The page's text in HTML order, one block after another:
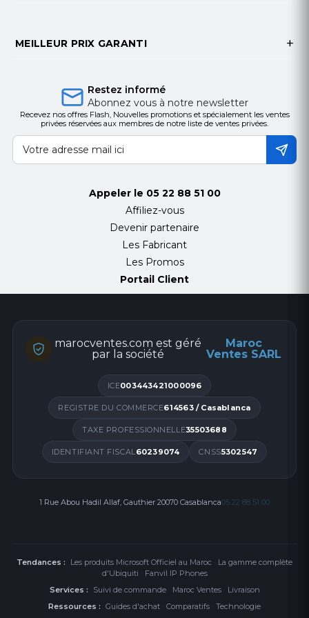
RealPresence Trio
Les microphones d'extension Polycom
RealPresence Trio sont compatibles avec toutes
les installations utilisant le système RealPresence
entreprises souhaitant optimiser la qualité de leurs
nécessite aucun équipement supplémentaire, ce
qui en fait un choix pratique et efficace pour
améliorer l'expérience de conférence.
MEILLEUR PRIX GARANTI
Restez informé
Abonnez vous à notre newsletter
Recevez nos offres Flash, Nouvelles promotions et spécialement les ventes
privées réservées aux membres de notre liste de ventes privées.
Appeler le 05 22 88 51 00
Affiliez-vous
Devenir partenaire
Les Fabricant
Les Promos
Portail Client
marocventes.com est géré
par la société
Maroc
Ventes SARL
ICE003443421000096
REGISTRE DU COMMERCE614563 / Casablanca
TAXE PROFESSIONNELLE35503688
IDENTIFIANT FISCAL60239074 CNSS5302547
1 Rue Abou Hadil Allaf, Gauthier 20070 Casablanca05 22 88 51 00
Tendances : Les produits Microsoft Officiel au Maroc · La gamme complète
d'Ubiquiti · Fanvil IP Phones
Services :
Suivi de commande· Maroc Ventes· Livraison
Ressources : Guides d'achat · Comparatifs · Technologie